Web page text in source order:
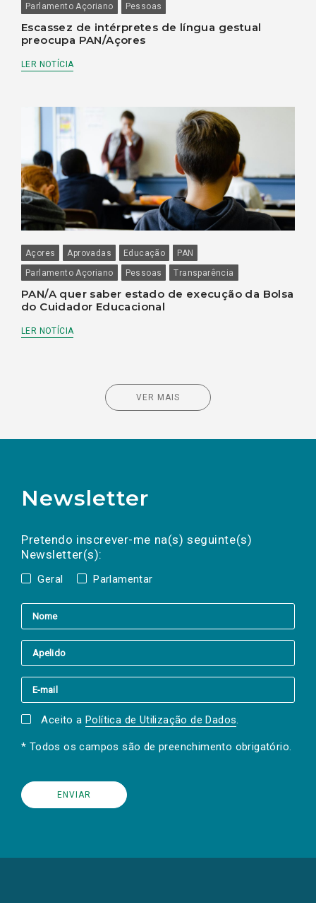
Parlamento Açoriano
Pessoas
Escassez de intérpretes de língua gestual
preocupa PAN/Açores
LER NOTÍCIA
Açores Aprovadas Educação
PAN
Parlamento Açoriano
Pessoas Transparência
PAN/A quer saber estado de execução da Bolsa
do Cuidador Educacional
LER NOTÍCIA
VER MAIS
Newsletter
Pretendo inscrever-me na(s) seguinte(s)
Newsletter(s):
Geral Parlamentar
a(s) newsletter(s).
mail
Aceito a Política de Utilização de Dados.
* Todos os campos são de preenchimento obrigatório.